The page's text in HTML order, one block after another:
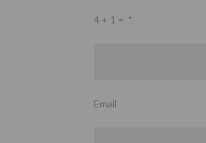
4 + 1 = *
Email